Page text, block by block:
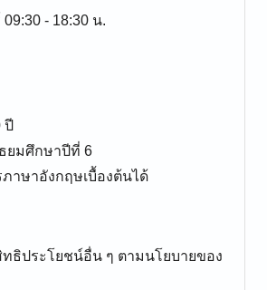
- 18:30 น.
ปี
ยมศึกษาปีที่ 6
าษาอังกฤษเบื้องต้นได้
ธิประโยชน์อื่น ๆ ตามนโยบายของ